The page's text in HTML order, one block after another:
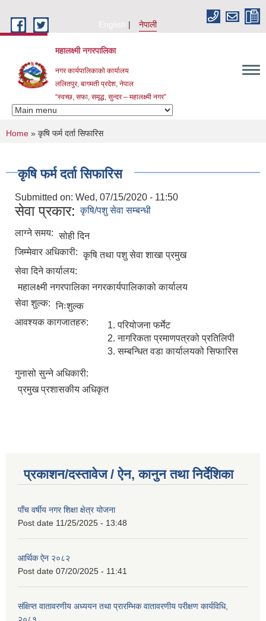
English
नेपाली
महालक्ष्मी नगरपालिका
नगर कार्यपालिकाको कार्यालय
ललितपुर, बागमती प्रदेश, नेपाल
“स्वच्छ, सफा, समृद्ध, सुन्दर – महालक्ष्मी नगर”
You are here
Home » कृषि फर्म दर्ता सिफारिस
कृषि फर्म दर्ता सिफारिस
Submitted on: Wed, 07/15/2020 - 11:50
सेवा प्रकार: कृषि/पशु सेवा सम्बन्धी
लाग्ने समय: सोही दिन
जिम्मेवार अधिकारी: कृषि तथा पशु सेवा शाखा प्रमुख
सेवा दिने कार्यालय:
महालक्ष्मी नगरपालिका नगरकार्यपालिकाको कार्यालय
सेवा शुल्क: निःशुल्क
आवश्यक कागजातहरु:
परियोजना फर्मेट
नागरिकता प्रमाणपत्रको प्रतिलिपी
सम्बन्धित वडा कार्यालयको सिफारिस
गुनासो सुन्ने अधिकारी:
प्रमुख प्रशासकीय अधिकृत
प्रकाशन/दस्तावेज / ऐन, कानुन तथा निर्देशिका
पाँच वर्षीय नगर शिक्षा क्षेत्र योजना
Post date 11/25/2025 - 13:48
आर्थिक ऐन २०८२
Post date 07/20/2025 - 11:41
संक्षिप्त वातावरणीय अध्ययन तथा प्रारम्भिक वातावरणीय परीक्षण कार्यविधि,